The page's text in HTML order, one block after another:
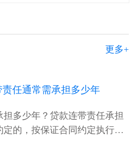
更多+
任通常需承担多少年
多少年？贷款连带责任承担
的，按保证合同约定执行。